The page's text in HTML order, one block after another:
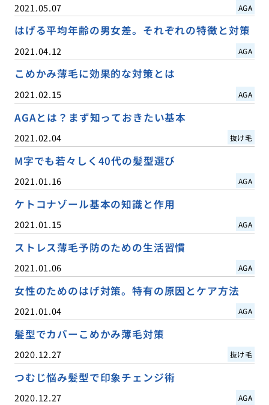
2021.05.07 AGA
はげる平均年齢の男女差。それぞれの特徴と対策
2021.04.12 AGA
こめかみ薄毛に効果的な対策とは
2021.02.15 AGA
AGAとは？まず知っておきたい基本
2021.02.04 抜け毛
M字でも若々しく40代の髪型選び
2021.01.16 AGA
ケトコナゾール基本の知識と作用
2021.01.15 AGA
ストレス薄毛予防のための生活習慣
2021.01.06 AGA
女性のためのはげ対策。特有の原因とケア方法
2021.01.04 AGA
髪型でカバーこめかみ薄毛対策
2020.12.27 抜け毛
つむじ悩み髪型で印象チェンジ術
2020.12.27 AGA